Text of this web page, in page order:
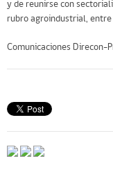
y de reunirse con
rubro agroindustrial, entre
Comunicaciones Direcon-